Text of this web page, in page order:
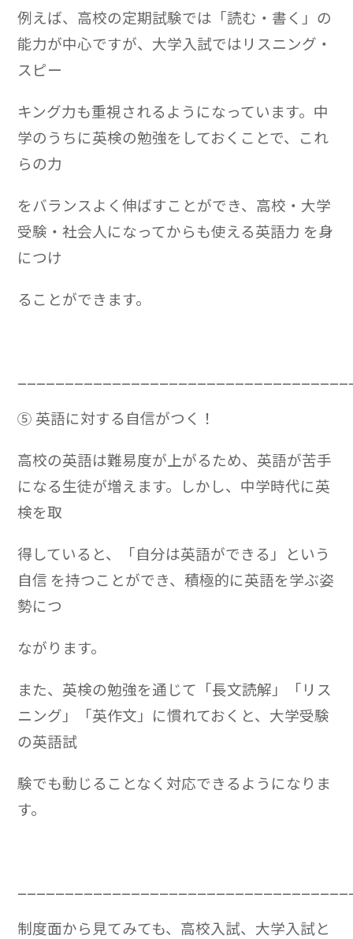
例えば、高校の定期試験では「読む・書く」の
能力が中心ですが、大学入試ではリスニング・
スピー
キング力も重視されるようになっています。中
学のうちに英検の勉強をしておくことで、これ
らの力
をバランスよく伸ばすことができ、高校・大学
受験・社会人になってからも使える英語力 を身
につけ
ることができます。
⑤ 英語に対する自信がつく！
高校の英語は難易度が上がるため、英語が苦手
になる生徒が増えます。しかし、中学時代に英
検を取
得していると、「自分は英語ができる」という
自信 を持つことができ、積極的に英語を学ぶ姿
勢につ
ながります。
また、英検の勉強を通じて「長文読解」「リス
ニング」「英作文」に慣れておくと、大学受験
の英語試
験でも動じることなく対応できるようになりま
す。
制度面から見てみても、高校入試、大学入試と